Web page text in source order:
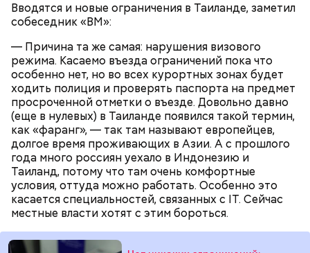
Вводятся и новые ограничения в Таиланде, заметил
собеседник «ВМ»:
— Причина та же самая: нарушения визового
режима. Касаемо въезда ограничений пока что
особенно нет, но во всех курортных зонах будет
ходить полиция и проверять паспорта на предмет
просроченной отметки о въезде. Довольно давно
(еще в нулевых) в Таиланде появился такой термин,
как «фаранг», — так там называют европейцев,
долгое время проживающих в Азии. А с прошлого
года много россиян уехало в Индонезию и
Таиланд, потому что там очень комфортные
условия, оттуда можно работать. Особенно это
касается специальностей, связанных с IT. Сейчас
местные власти хотят с этим бороться.
А в лесах Шатурского округа Московской области
грибники все чаще стали находить мутинус
Равенеля. Это гриб, который также известен как
сморчок вонючий или веселка вонючая. Мутинус
Опасные виды грибов хорошо маскируются под
съедобные, поэтому неопытным людям очень
сложнораспознать ложный гриб. Как отличить
съедобные грибы от ядовитых — в материале «ВМ».
Однако если молния все же взорвется, то это
может привести к тому, что человек получит ожоги
или загорится помещение, предупредил эксперт.
— Встречался с теми, кто уехал раньше, так как
раньше прибывал на место. Было большое чувство
радости от встречи с однополчанами, — говорит
он.